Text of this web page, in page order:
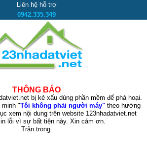
Liên hệ hỗ trợ
0942.335.349
THÔNG BÁO
bị kẻ xấu dùng phần mềm để phá hoại.
"Tôi không phải người máy"theo hướng
xem nội dung trên website 123nhadatviet.net
lỗi vì sự bất tiện này. Xin cám ơn.
Trân trọng.